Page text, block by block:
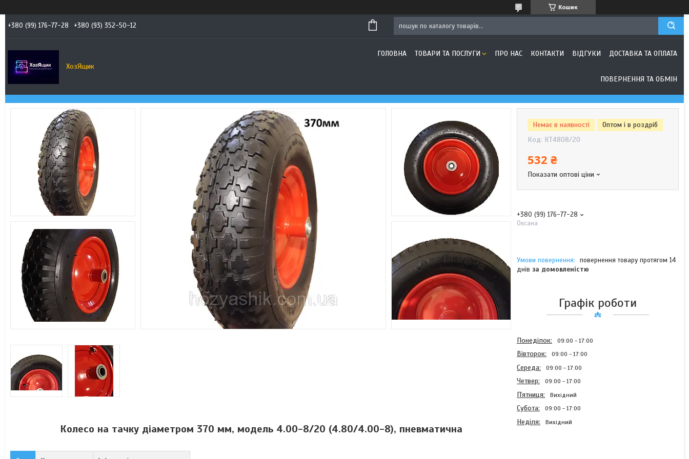
Кошик
+380 (99) 176-77-28 +380 (93) 352-50-12
ХозЯщик
ГОЛОВНА ТОВАРИ ТА ПОСЛУГИ ПРО НАС КОНТАКТИ ВІДГУКИ ДОСТАВКА ТА ОПЛАТА
ПОВЕРНЕННЯ ТА ОБМІН
Колесо на тачку діаметром 370 мм, модель 4.00-8/20 (4.80/4.00-8), пневматична
Немає в наявності
Оптом і в роздріб
Код: КТ4808/20
532 ₴
Показати оптові ціни
+380 (99) 176-77-28
Оксана
повернення товару протягом 14
днів за домовленістю
Графік роботи
Понеділок 09:00 17:00
Вівторок 09:00 17:00
Середа 09:00 17:00
Четвер 09:00 17:00
Пʼятниця Вихідний
Субота 09:00 17:00
Неділя Вихідний